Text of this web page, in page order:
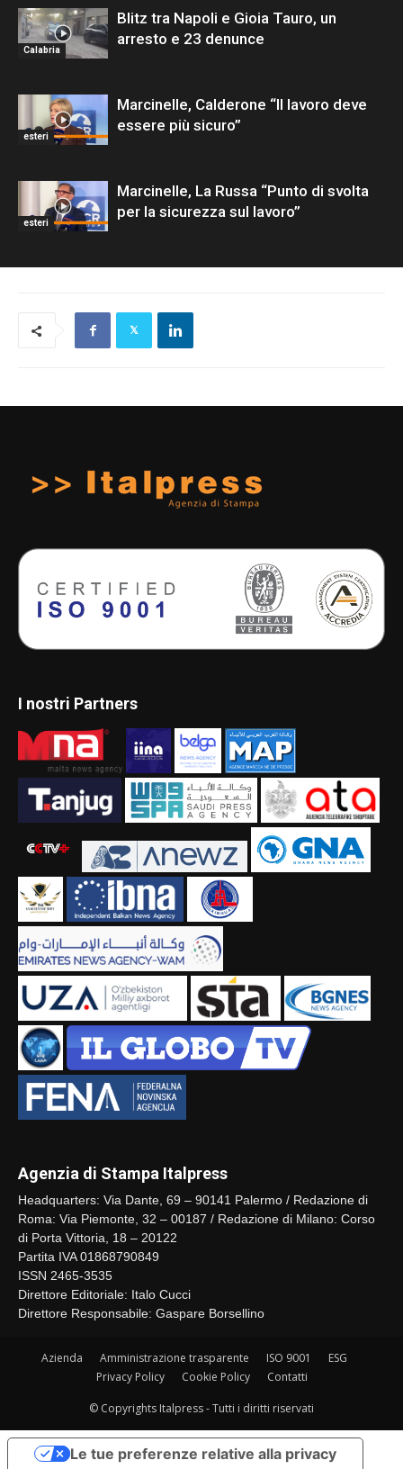
Calabria
Blitz tra Napoli e Gioia Tauro, un
arresto e 23 denunce
esteri
Marcinelle, Calderone “Il lavoro deve
essere più sicuro”
esteri
Marcinelle, La Russa “Punto di svolta
per la sicurezza sul lavoro”
I nostri Partners
Agenzia di Stampa Italpress
Headquarters: Via Dante, 69 – 90141 Palermo / Redazione di
Roma: Via Piemonte, 32 – 00187 / Redazione di Milano: Corso
di Porta Vittoria, 18 – 20122
Partita IVA 01868790849
ISSN 2465-3535
Direttore Editoriale: Italo Cucci
Direttore Responsabile: Gaspare Borsellino
Azienda Amministrazione trasparente ISO 9001
ESG
Privacy Policy
Cookie Policy Contatti
© Copyrights Italpress - Tutti i diritti riservati
Le tue preferenze relative alla privacy